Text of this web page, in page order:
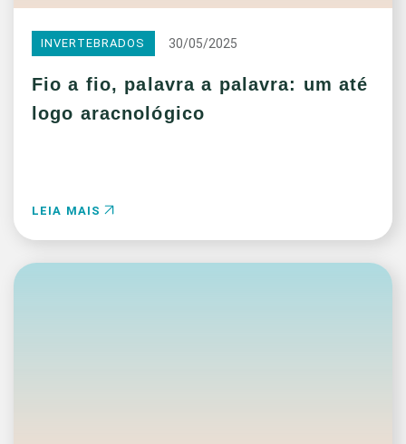
INVERTEBRADOS 30/05/2025
Fio a fio, palavra a palavra: um até
logo aracnológico
LEIA MAIS